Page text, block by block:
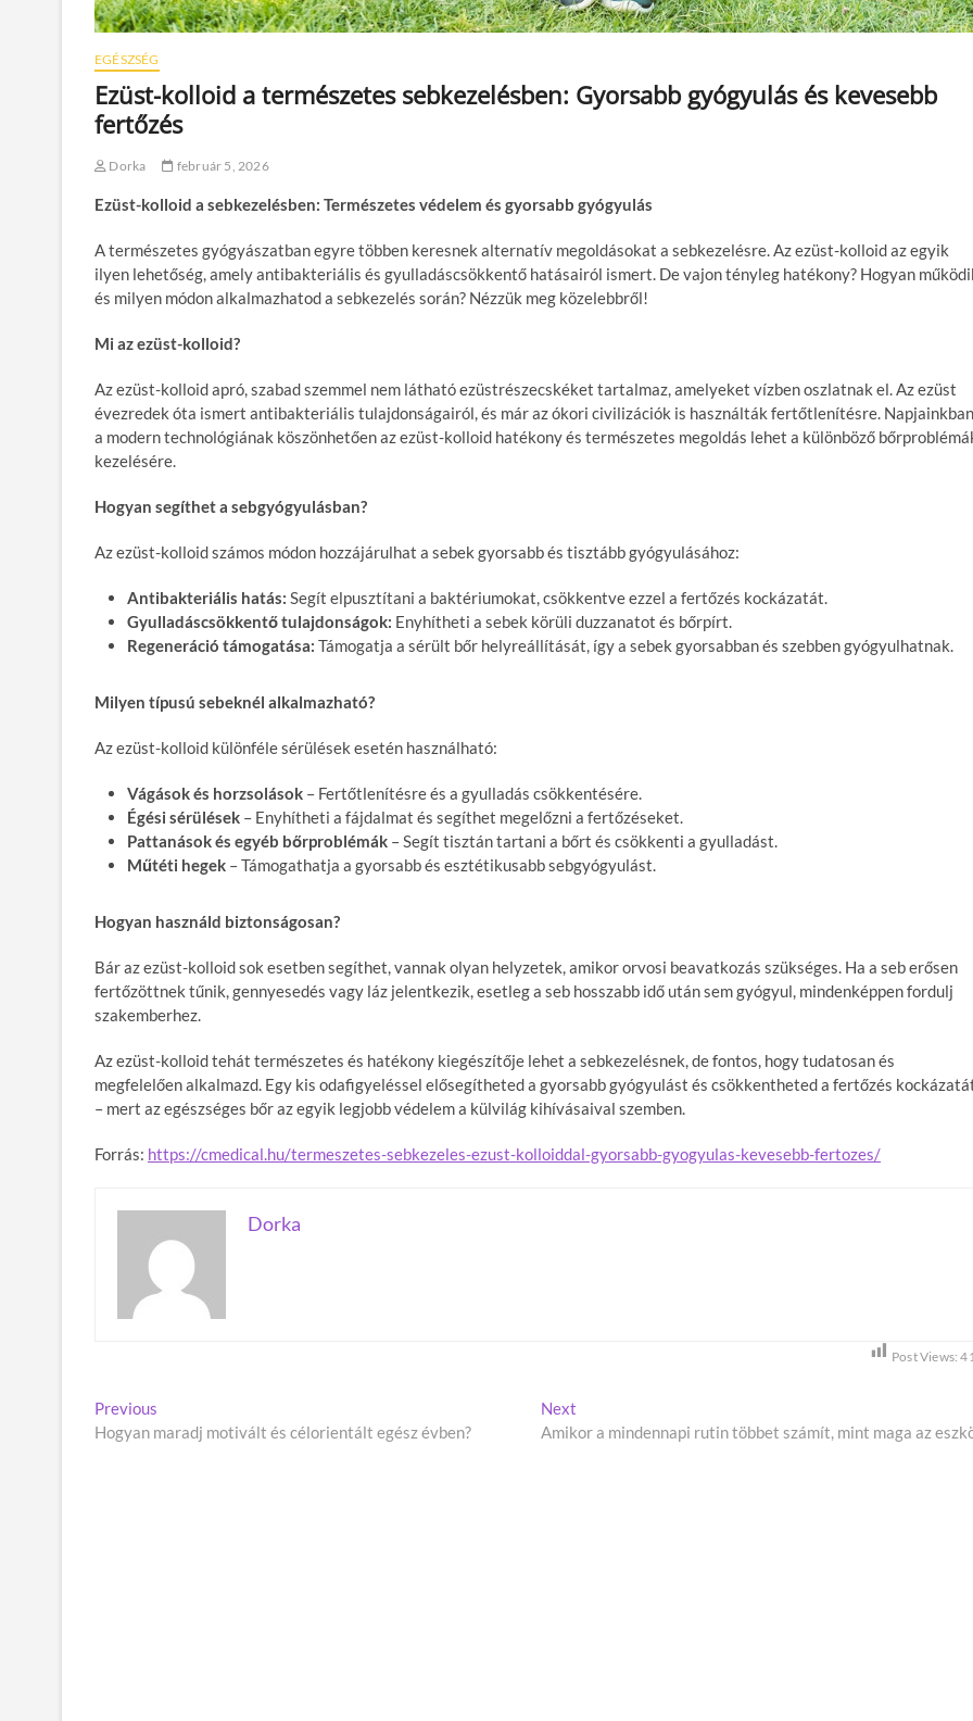
EGÉSZSÉG
Ezüst-kolloid a természetes sebkezelésben: Gyorsabb gyógyulás és kevesebb
fertőzés
Dorka február 5, 2026
Ezüst-kolloid a sebkezelésben: Természetes védelem és gyorsabb gyógyulás
A természetes gyógyászatban egyre többen keresnek alternatív megoldásokat a sebkezelésre. Az ezüst-kolloid az egyik
ilyen lehetőség, amely antibakteriális és gyulladáscsökkentő hatásairól ismert. De vajon tényleg hatékony? Hogyan
és milyen módon alkalmazhatod a sebkezelés során? Nézzük meg közelebbről!
Mi az ezüst-kolloid?
Az ezüst-kolloid apró, szabad szemmel nem látható ezüstrészecskéket tartalmaz, amelyeket vízben oszlatnak el. Az ezüst
évezredek óta ismert antibakteriális tulajdonságairól, és már az ókori civilizációk is használták fertőtlenítésre. Napjainkban
a modern technológiának köszönhetően az ezüst-kolloid hatékony és természetes megoldás lehet a különböző
kezelésére.
Hogyan segíthet a sebgyógyulásban?
Az ezüst-kolloid számos módon hozzájárulhat a sebek gyorsabb és tisztább gyógyulásához:
Antibakteriális hatás: Segít elpusztítani a baktériumokat, csökkentve ezzel a fertőzés kockázatát.
Gyulladáscsökkentő tulajdonságok: Enyhítheti a sebek körüli duzzanatot és bőrpírt.
Regeneráció támogatása: Támogatja a sérült bőr helyreállítását, így a sebek gyorsabban és szebben gyógyulhatnak.
Milyen típusú sebeknél alkalmazható?
Az ezüst-kolloid különféle sérülések esetén használható:
Vágások és horzsolások – Fertőtlenítésre és a gyulladás csökkentésére.
Égési sérülések – Enyhítheti a fájdalmat és segíthet megelőzni a fertőzéseket.
Pattanások és egyéb bőrproblémák – Segít tisztán tartani a bőrt és csökkenti a gyulladást.
Műtéti hegek – Támogathatja a gyorsabb és esztétikusabb sebgyógyulást.
Hogyan használd biztonságosan?
Bár az ezüst-kolloid sok esetben segíthet, vannak olyan helyzetek, amikor orvosi beavatkozás szükséges. Ha a seb erősen
fertőzöttnek tűnik, gennyesedés vagy láz jelentkezik, esetleg a seb hosszabb idő után sem gyógyul, mindenképpen fordulj
szakemberhez.
Az ezüst-kolloid tehát természetes és hatékony kiegészítője lehet a sebkezelésnek, de fontos, hogy tudatosan és
megfelelően alkalmazd. Egy kis odafigyeléssel elősegítheted a gyorsabb gyógyulást és csökkentheted a fertőzés
– mert az egészséges bőr az egyik legjobb védelem a külvilág kihívásaival szemben.
Forrás: https://cmedical.hu/termeszetes-sebkezeles-ezust-kolloiddal-gyorsabb-gyogyulas-kevesebb-fertozes/
Dorka
Post Views:
B
e
Previous
r
Hogyan maradj motivált és célorientált egész évben?
Next
e
Amikor a mindennapi rutin többet számít, mint maga az